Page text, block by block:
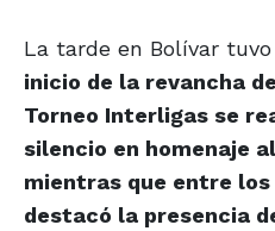
La tarde en Bolívar
inicio de la revancha
Torneo Interligas se
silencio en homenaje
mientras que entre
destacó la presencia